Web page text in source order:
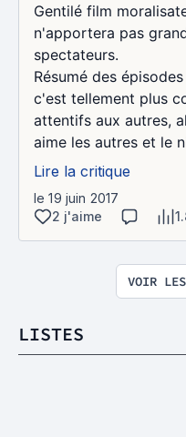
Gentilé film
n'apportera pas
spectateurs.
Résumé des
c'est tellement plus
attentifs aux autres,
aime les autres et le
Lire la critique
le 19 juin 2017
2 j'aime
VOIR
LISTES